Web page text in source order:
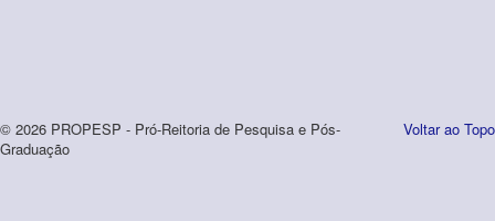
Voltar ao Topo
© 2026 PROPESP - Pró-Reitoria de Pesquisa e Pós-
Graduação